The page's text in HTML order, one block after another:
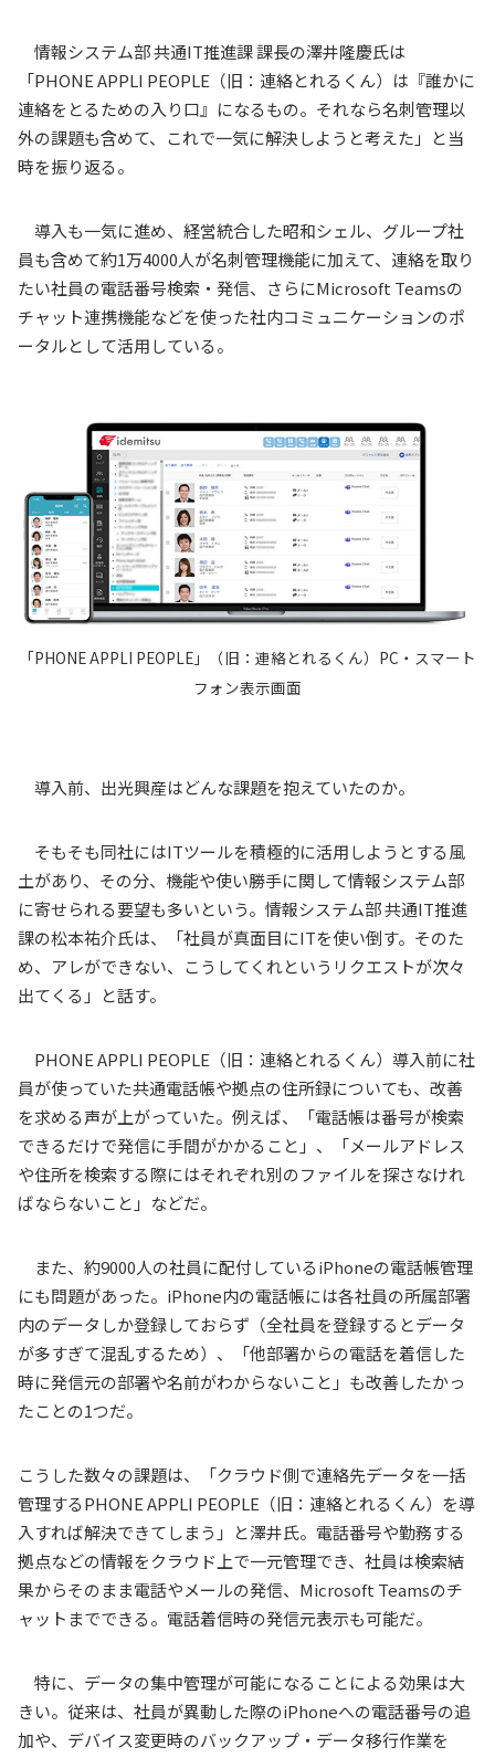
情報システム部 共通IT推進課 課長の澤井隆慶氏は
「PHONE APPLI PEOPLE （旧：連絡とれるくん）は『誰かに
連絡をとるための入り口』になるもの。それなら名刺管理以
外の課題も含めて、これで一気に解決しようと考えた」と当
時を振り返る。
導入も一気に進め、経営統合した昭和シェル、グループ社
員も含めて約1万4000人が名刺管理機能に加えて、連絡を取り
たい社員の電話番号検索・発信、さらにMicrosoft Teamsの
チャット連携機能などを使った社内コミュニケーションのポ
ータルとして活用している。
「PHONE APPLI PEOPLE」（旧：連絡とれるくん）PC・スマート
フォン表示画面
導入前、出光興産はどんな課題を抱えていたのか。
そもそも同社にはITツールを積極的に活用しようとする風
土があり、その分、機能や使い勝手に関して情報システム部
に寄せられる要望も多いという。情報システム部 共通IT推進
課の松本祐介氏は、「社員が真面目にITを使い倒す。そのた
め、アレができない、こうしてくれというリクエストが次々
出てくる」と話す。
PHONE APPLI PEOPLE （旧：連絡とれるくん）導入前に社
員が使っていた共通電話帳や拠点の住所録についても、改善
を求める声が上がっていた。例えば、「電話帳は番号が検索
できるだけで発信に手間がかかること」、「メールアドレス
や住所を検索する際にはそれぞれ別のファイルを探さなけれ
ばならないこと」などだ。
また、約9000人の社員に配付しているiPhoneの電話帳管理
にも問題があった。 iPhone内の電話帳には各社員の所属部署
内のデータしか登録しておらず（全社員を登録するとデータ
が多すぎて混乱するため）、「他部署からの電話を着信した
時に発信元の部署や名前がわからないこと」も改善したかっ
たことの1つだ。
こうした数々の課題は、「クラウド側で連絡先データを一括
管理するPHONE APPLI PEOPLE （旧：連絡とれるくん）を導
入すれば解決できてしまう」と澤井氏。電話番号や勤務する
拠点などの情報をクラウド上で一元管理でき、社員は検索結
果からそのまま電話やメールの発信、 Microsoft Teamsのチ
ャットまでできる。電話着信時の発信元表示も可能だ。
特に、データの集中管理が可能になることによる効果は大
きい。従来は、社員が異動した際のiPhoneへの電話番号の追
加や、デバイス変更時のバックアップ・データ移行作業を